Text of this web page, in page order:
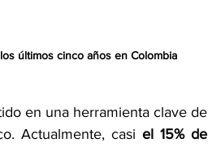
últimos cinco años en Colombia
en una herramienta clave de
Actualmente, casi el 15% de